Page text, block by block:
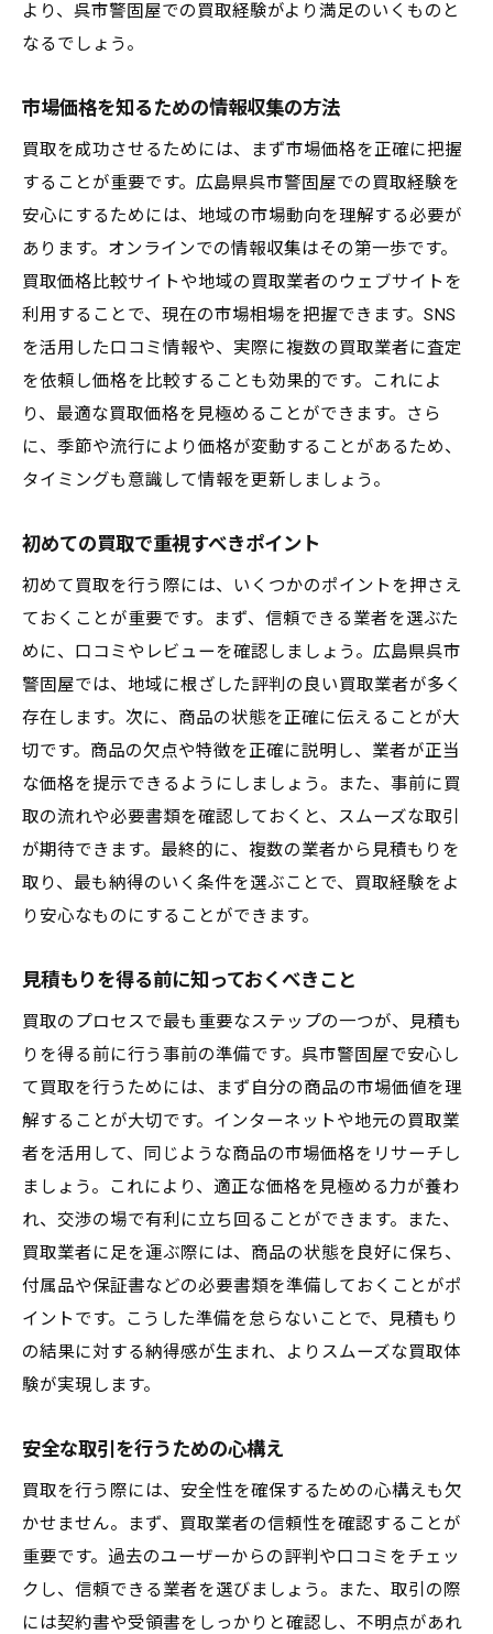
より、呉市警固屋での買取経験がより満足のいくものと
なるでしょう。
市場価格を知るための情報収集の方法
買取を成功させるためには、まず市場価格を正確に把握
することが重要です。広島県呉市警固屋での買取経験を
安心にするためには、地域の市場動向を理解する必要が
あります。オンラインでの情報収集はその第一歩です。
買取価格比較サイトや地域の買取業者のウェブサイトを
利用することで、現在の市場相場を把握できます。SNS
を活用した口コミ情報や、実際に複数の買取業者に査定
を依頼し価格を比較することも効果的です。これによ
り、最適な買取価格を見極めることができます。さら
に、季節や流行により価格が変動することがあるため、
タイミングも意識して情報を更新しましょう。
初めての買取で重視すべきポイント
初めて買取を行う際には、いくつかのポイントを押さえ
ておくことが重要です。まず、信頼できる業者を選ぶた
めに、口コミやレビューを確認しましょう。広島県呉市
警固屋では、地域に根ざした評判の良い買取業者が多く
存在します。次に、商品の状態を正確に伝えることが大
切です。商品の欠点や特徴を正確に説明し、業者が正当
な価格を提示できるようにしましょう。また、事前に買
取の流れや必要書類を確認しておくと、スムーズな取引
が期待できます。最終的に、複数の業者から見積もりを
取り、最も納得のいく条件を選ぶことで、買取経験をよ
り安心なものにすることができます。
見積もりを得る前に知っておくべきこと
買取のプロセスで最も重要なステップの一つが、見積も
りを得る前に行う事前の準備です。呉市警固屋で安心し
て買取を行うためには、まず自分の商品の市場価値を理
解することが大切です。インターネットや地元の買取業
者を活用して、同じような商品の市場価格をリサーチし
ましょう。これにより、適正な価格を見極める力が養わ
れ、交渉の場で有利に立ち回ることができます。また、
買取業者に足を運ぶ際には、商品の状態を良好に保ち、
付属品や保証書などの必要書類を準備しておくことがポ
イントです。こうした準備を怠らないことで、見積もり
の結果に対する納得感が生まれ、よりスムーズな買取体
験が実現します。
安全な取引を行うための心構え
買取を行う際には、安全性を確保するための心構えも欠
かせません。まず、買取業者の信頼性を確認することが
重要です。過去のユーザーからの評判や口コミをチェッ
クし、信頼できる業者を選びましょう。また、取引の際
には契約書や受領書をしっかりと確認し、不明点があれ